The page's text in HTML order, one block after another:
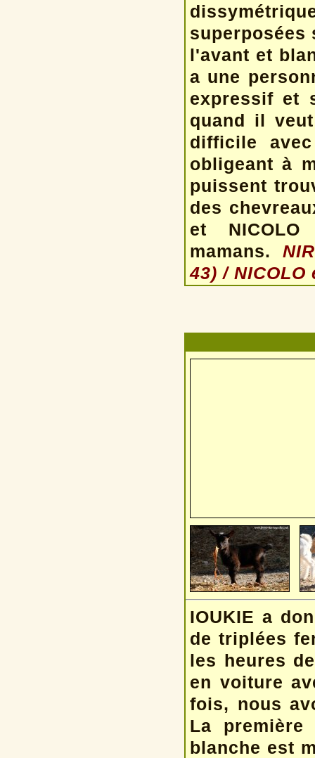
superposées
l'avant et
a une
expressif et
quand il
difficile
obligeant à
puissent
des
et
mamans.
43) /
IOUKIE a
de triplées
les heures
en voiture
fois, nous
La première
blanche est